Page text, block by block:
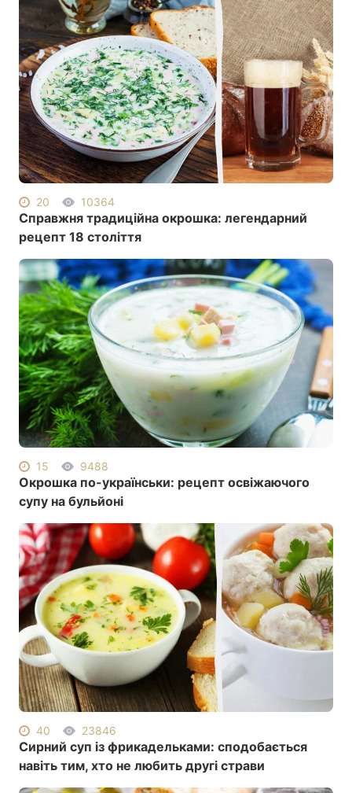
20 10364
Справжня традиційна окрошка: легендарний
рецепт 18 століття
15 9488
Окрошка по-українськи: рецепт освіжаючого
супу на бульйоні
40 23846
Сирний суп із фрикадельками: сподобається
навіть тим, хто не любить другі страви